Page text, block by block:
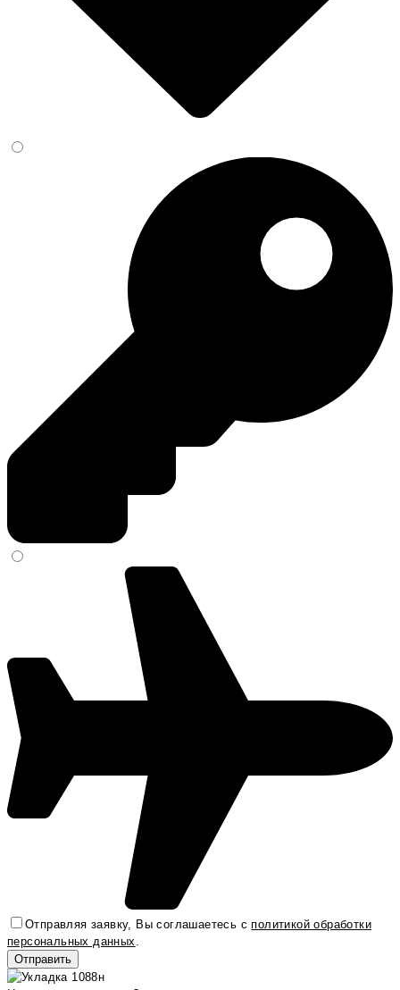
Отправляя заявку, Вы соглашаетесь сполитикой обработки
персональных данных.